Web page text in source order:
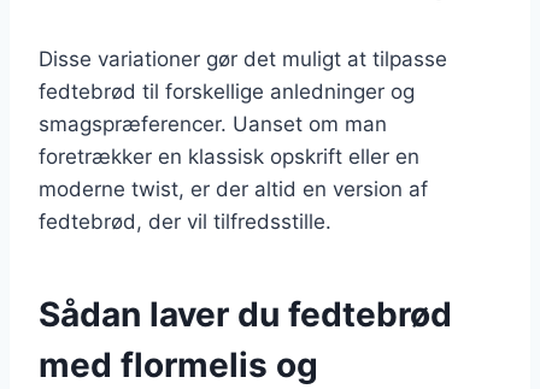
Disse variationer gør det muligt at tilpasse
fedtebrød til forskellige anledninger og
smagspræferencer. Uanset om man
foretrækker en klassisk opskrift eller en
moderne twist, er der altid en version af
fedtebrød, der vil tilfredsstille.
Sådan laver du fedtebrød
med flormelis og